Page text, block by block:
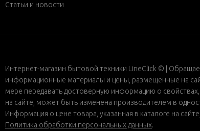
Статьи и новости
Интернет-магазин бытовой техники LineClick © |
информационные материалы и цены, размещенные на
мере передавать достоверную информацию о
на сайте, может быть изменена производителем в
Информация о цене товара, указанная в каталоге на
Политика обработки персональных данных.